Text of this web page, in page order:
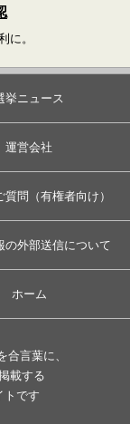
に。
挙ニュース
運営会社
質問（有権者向け）
の外部送信について
ホーム
合言葉に、
載する
トです